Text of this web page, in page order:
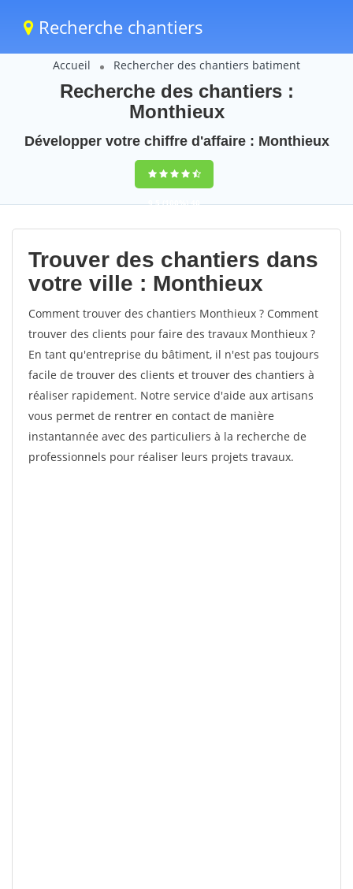
Recherche chantiers
Accueil Rechercher des chantiers batiment
Recherche des chantiers :
Monthieux
Développer votre chiffre d'affaire : Monthieux
9,5(100%)40
votes
Trouver des chantiers dans
votre ville : Monthieux
Comment trouver des chantiers Monthieux ? Comment
trouver des clients pour faire des travaux Monthieux ?
En tant qu'entreprise du bâtiment, il n'est pas toujours
facile de trouver des clients et trouver des chantiers à
réaliser rapidement. Notre service d'aide aux artisans
vous permet de rentrer en contact de manière
instantannée avec des particuliers à la recherche de
professionnels pour réaliser leurs projets travaux.